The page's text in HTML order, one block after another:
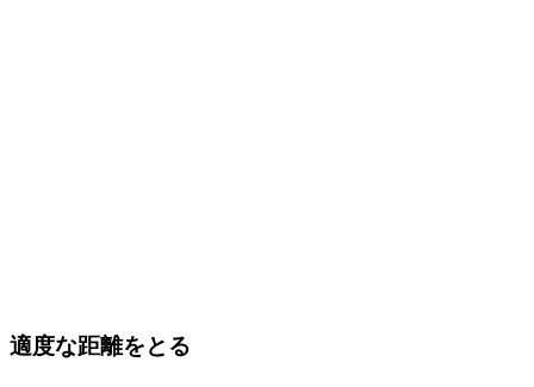
適度な距離をとる